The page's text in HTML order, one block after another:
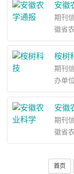
安徽
期刊
徽省
桉树
期刊
办单
安徽
期刊
徽省
首页